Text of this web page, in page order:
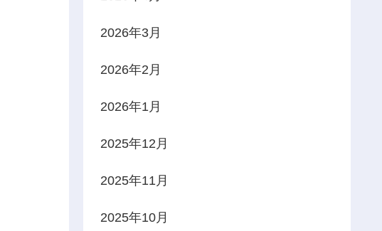
2026年3月
2026年2月
2026年1月
2025年12月
2025年11月
2025年10月